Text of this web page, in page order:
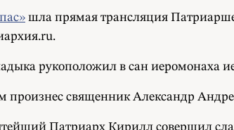
шла прямая трансляция
рукоположил в сан иеромонаха
произнес священник Александр
Патриарх Кирилл совершил